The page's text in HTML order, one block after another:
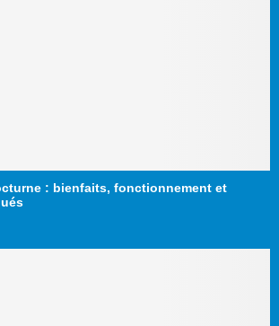
: bienfaits, fonctionnement et